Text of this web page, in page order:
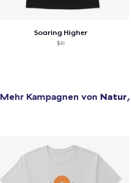
Soaring Higher
$41
Mehr Kampagnen von Natur